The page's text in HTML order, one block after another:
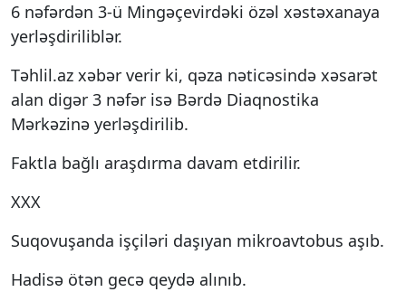
6 nəfərdən 3-ü Mingəçevirdəki özəl xəstəxanaya
yerləşdiriliblər.
Təhlil.az xəbər verir ki, qəza nəticəsində xəsarət
alan digər 3 nəfər isə Bərdə Diaqnostika
Mərkəzinə yerləşdirilib.
Faktla bağlı araşdırma davam etdirilir.
XXX
Suqovuşanda işçiləri daşıyan mikroavtobus aşıb.
Hadisə ötən gecə qeydə alınıb.